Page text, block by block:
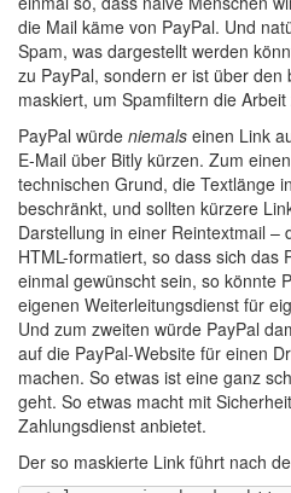
die Mail käme von PayPal. Und
Spam, was dargestellt werden
zu PayPal, sondern er ist über den
maskiert, um Spamfiltern die
PayPal würde niemals einen Link
E-Mail über Bitly kürzen. Zum
technischen Grund, die Textlänge
beschränkt, und sollten kürzere
Darstellung in einer Reintextmail –
HTML-formatiert, so dass sich das
einmal gewünscht sein, so könnte
eigenen Weiterleitungsdienst für
Und zum zweiten würde PayPal
auf die PayPal-Website für einen
machen. So etwas ist eine ganz
geht. So etwas macht mit
Zahlungsdienst anbietet.
Der so maskierte Link führt nach